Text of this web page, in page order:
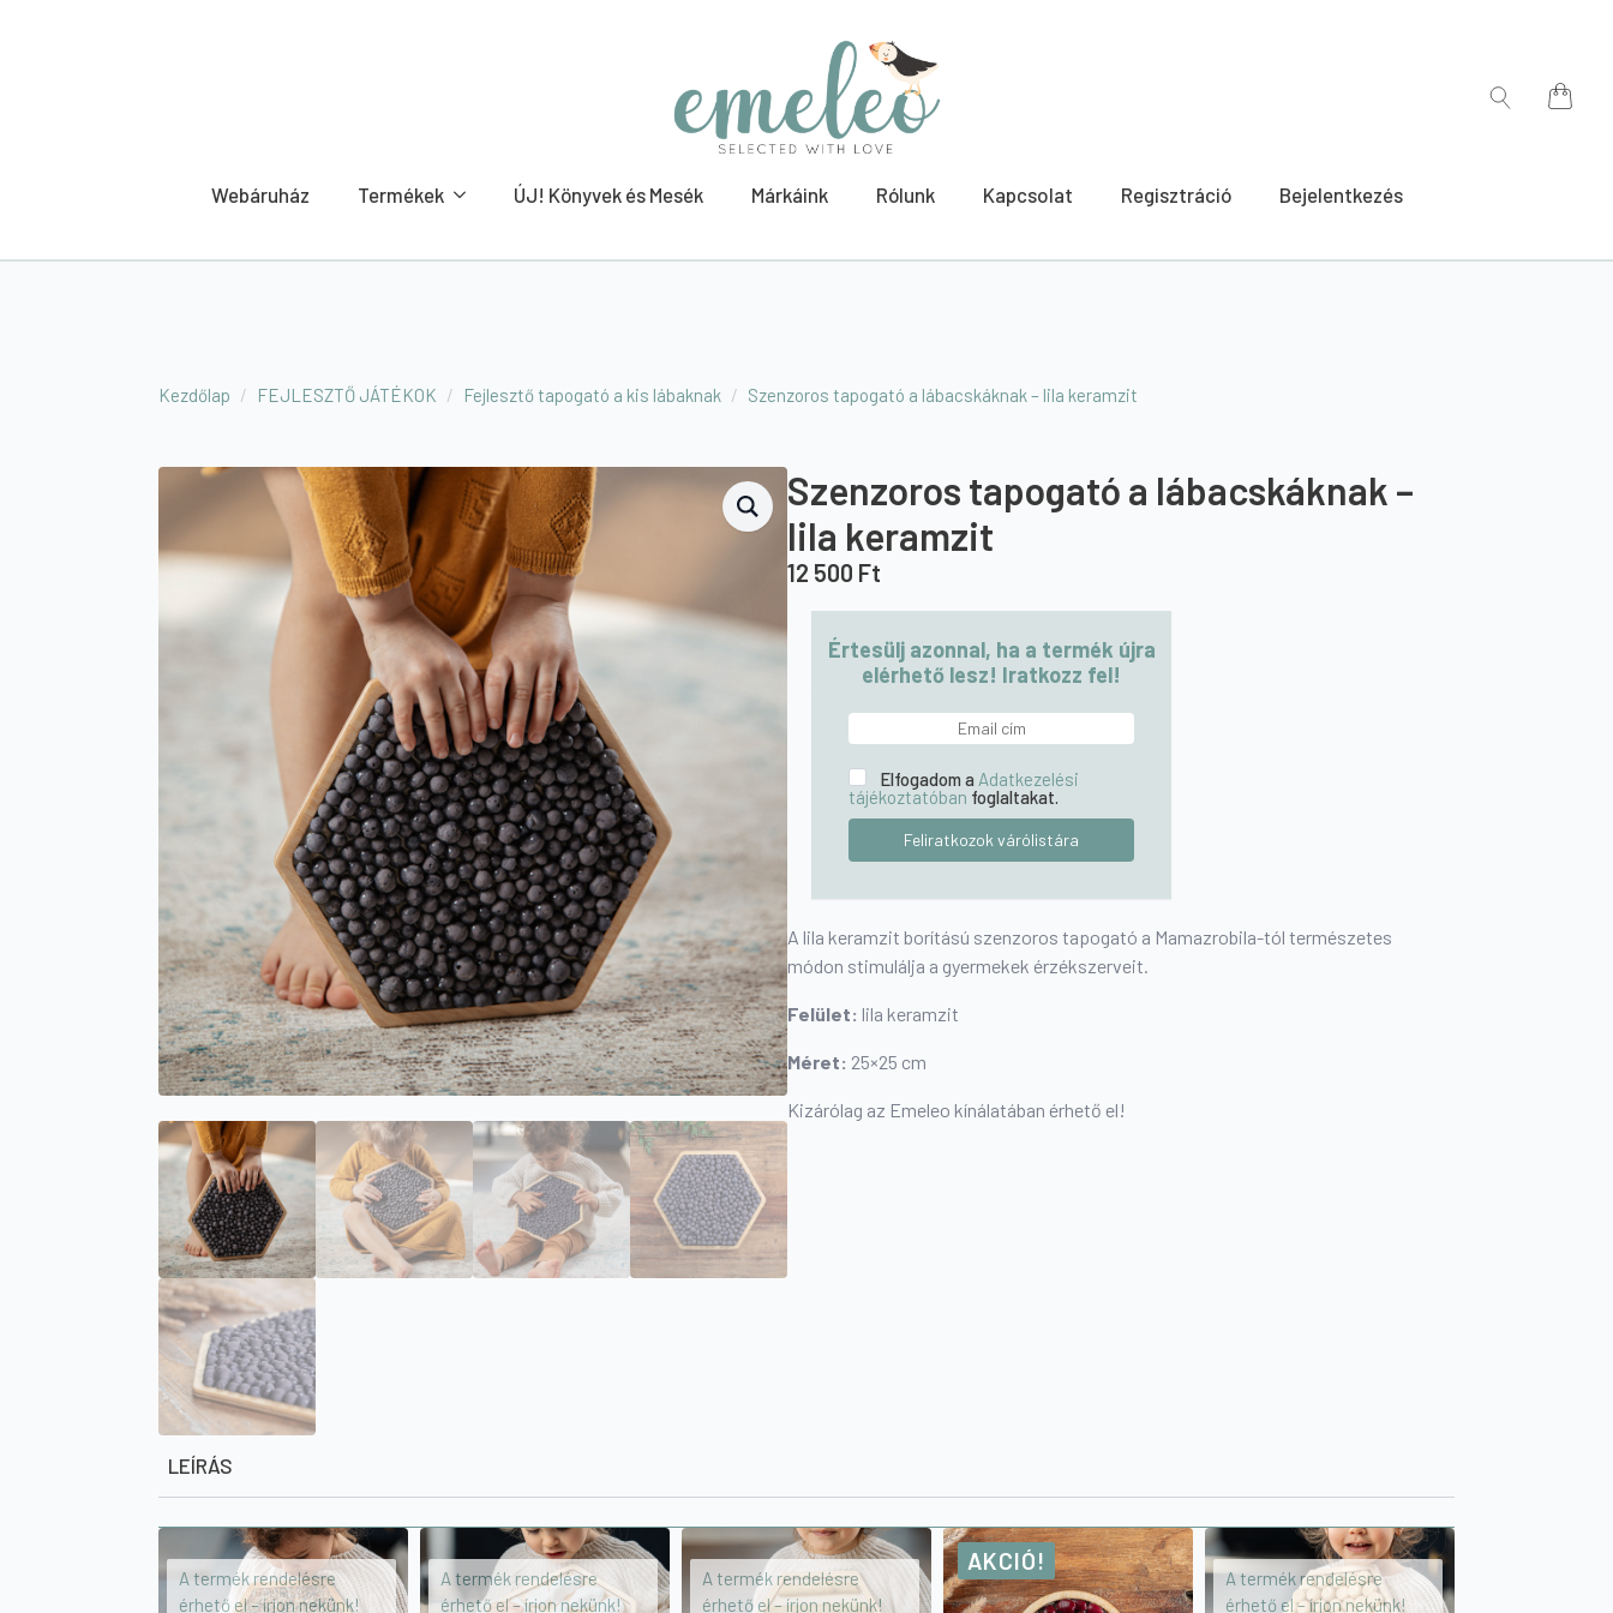
Webáruház Termékek ÚJ! Könyvek és Mesék Márkáink Rólunk Kapcsolat Regisztráció Bejelentkezés
Kezdőlap FEJLESZTŐ JÁTÉKOK Fejlesztő tapogató a kis lábaknak Szenzoros tapogató a lábacskáknak – lila keramzit
Szenzoros tapogató a lábacskáknak –
lila keramzit
12 500 Ft
Értesülj azonnal, ha a termék újra
elérhető lesz! Iratkozz fel!
Elfogadom a Adatkezelési
tájékoztatóban foglaltakat.
A lila keramzit borítású szenzoros tapogató a Mamazrobila-tól természetes
módon stimulálja a gyermekek érzékszerveit.
Felület: lila keramzit
Méret: 25×25 cm
Kizárólag az Emeleo kínálatában érhető el!
LEÍRÁS
A termék rendelésre
érhető el – írjon nekünk!
A termék rendelésre
érhető el – írjon nekünk!
A termék rendelésre
érhető el – írjon nekünk!
AKCIÓ!
A termék rendelésre
érhető el – írjon nekünk!